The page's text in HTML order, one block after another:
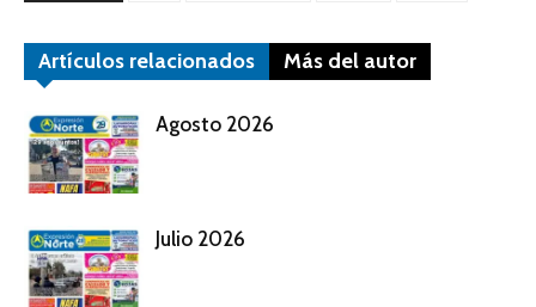
Artículos relacionados Más del autor
Agosto 2026
Julio 2026